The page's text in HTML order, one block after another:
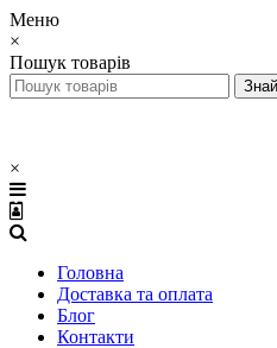
Меню
×
Пошук товарів
×
Головна
Доставка та оплата
Блог
Контакти